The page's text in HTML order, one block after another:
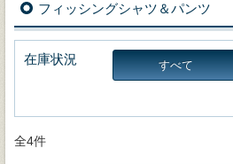
フィッシングシャツ＆パンツ
在庫状況 すべて
全4件